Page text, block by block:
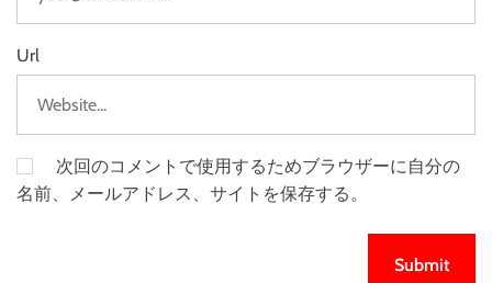
Url
次回のコメントで使用するためブラウザーに自分の
名前、メールアドレス、サイトを保存する。